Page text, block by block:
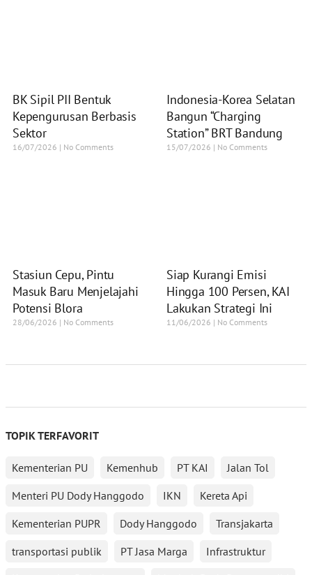
BK Sipil PII Bentuk
Kepengurusan Berbasis
Sektor
16/07/2026 No Comments
Indonesia-Korea Selatan
Bangun “Charging
Station” BRT Bandung
15/07/2026 No Comments
Stasiun Cepu, Pintu
Masuk Baru Menjelajahi
Potensi Blora
28/06/2026 No Comments
Siap Kurangi Emisi
Hingga 100 Persen, KAI
Lakukan Strategi Ini
11/06/2026 No Comments
TOPIK TERFAVORIT
Kementerian PU Kemenhub PT KAI
Jalan Tol
Menteri PU Dody Hanggodo
IKN
Kereta Api
Kementerian PUPR
Dody Hanggodo
Transjakarta
transportasi publik
PT Jasa Marga
Infrastruktur